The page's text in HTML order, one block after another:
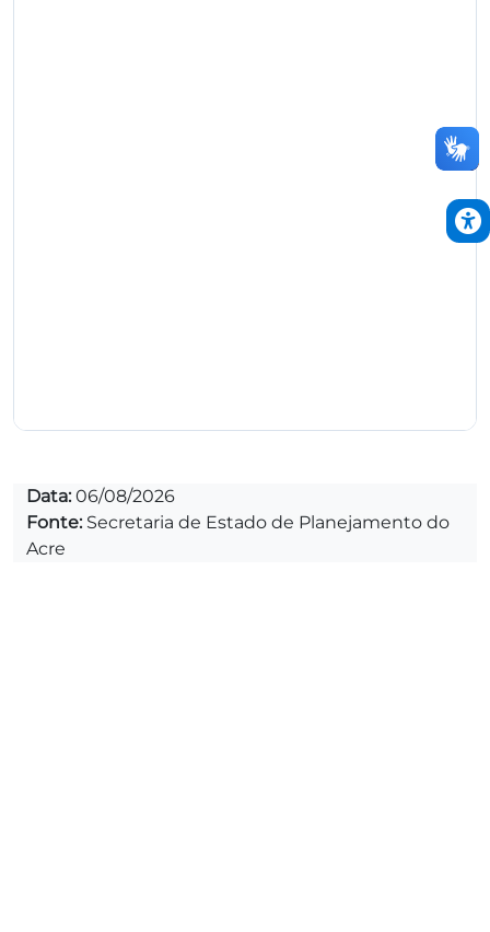
Data:06/08/2026
Fonte:Secretaria de Estado de Planejamento do
Acre